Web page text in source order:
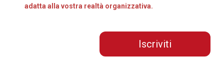
adatta alla vostra realtà organizzativa.
Iscriviti